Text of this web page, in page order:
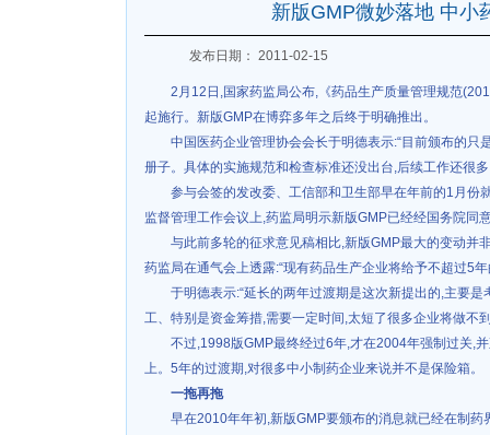
新版GMP微妙落地 中小
发布日期： 2011-02-15
2月12日,国家药监局公布,《药品生产质量管理规范
起施行。新版GMP在博弈多年之后终于明确推出。
中国医药企业管理协会会长于明德表示:“目前颁布的只
册子。具体的实施规范和检查标准还没出台,后续工作还很多
参与会签的发改委、工信部和卫生部早在年前的1月份
监督管理工作会议上,药监局明示新版GMP已经经国务院同
与此前多轮的征求意见稿相比,新版GMP最大的变动并
药监局在通气会上透露:“现有药品生产企业将给予不超过5
于明德表示:“延长的两年过渡期是这次新提出的,主要
工、特别是资金筹措,需要一定时间,太短了很多企业将做不
不过,1998版GMP最终经过6年,才在2004年强制过关,
上。5年的过渡期,对很多中小制药企业来说并不是保险箱。
一拖再拖
早在2010年年初,新版GMP要颁布的消息就已经在制药